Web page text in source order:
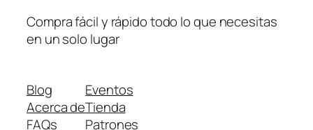
Compra fácil y rápido todo lo que necesitas
en un solo lugar
Blog
Acerca de
FAQs
Eventos
Tienda
Patrones